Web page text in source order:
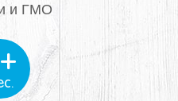
и ГМО